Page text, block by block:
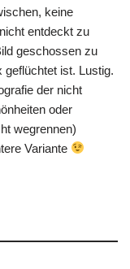
keine
entdeckt zu
geschossen zu
geflüchtet ist. Lustig.
der nicht
oder
wegrennen)
Variante